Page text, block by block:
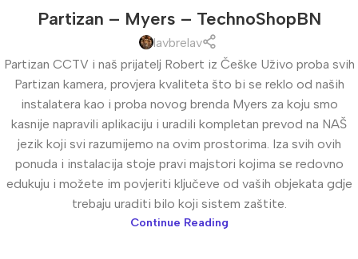
Partizan – Myers – TechnoShopBN
lavbrelav
Partizan CCTV i naš prijatelj Robert iz Češke Uživo proba svih
Partizan kamera, provjera kvaliteta što bi se reklo od naših
instalatera kao i proba novog brenda Myers za koju smo
kasnije napravili aplikaciju i uradili kompletan prevod na NAŠ
jezik koji svi razumijemo na ovim prostorima. Iza svih ovih
ponuda i instalacija stoje pravi majstori kojima se redovno
edukuju i možete im povjeriti ključeve od vaših objekata gdje
trebaju uraditi bilo koji sistem zaštite.
Continue Reading